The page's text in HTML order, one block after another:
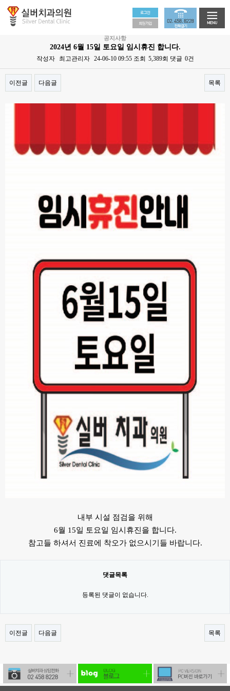
공지사항
2024년 6월 15일 토요일 임시휴진 합니다.
작성자 최고관리자 24-06-10 09:55조회 5,389회 댓글 0건
이전글 다음글 목록
내부 시설 점검을 위해
6월 15일 토요일 임시휴진을 합니다.
참고들 하셔서 진료에 착오가 없으시기들 바랍니다.
댓글목록
등록된 댓글이 없습니다.
이전글 다음글 목록